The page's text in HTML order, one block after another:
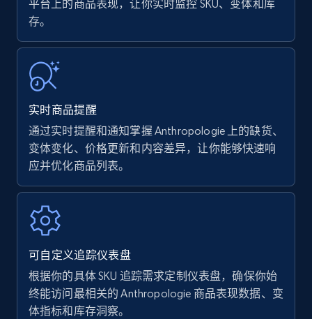
Amazon Reviews
URL, Product name, Product rating, Product
rating object, Product rating max, Rating,
Author name, Asin, and more.
7.4K+
Walmart - products
URL, Final price, Sku, Currency, Gtin,
Specifications, Image urls, Top reviews, and
more.
5.6K+ 875+ 立即开始
平台上的商品表现，让你实时监控 SKU、变体和库
存。
实时商品提醒
通过实时提醒和通知掌握 Anthropologie 上的缺货、
变体变化、价格更新和内容差异，让你能够快速响
应并优化商品列表。
可自定义追踪仪表盘
根据你的具体 SKU 追踪需求定制仪表盘，确保你始
终能访问最相关的 Anthropologie 商品表现数据、变
体指标和库存洞察。